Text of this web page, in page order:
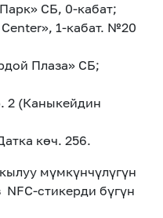
СБ, 0-кабат;
1-кабат. №20
Плаза» СБ;
2 (Каныкейдин
көч. 256.
мүмкүнчүлүгүн
стикерди бүгүн